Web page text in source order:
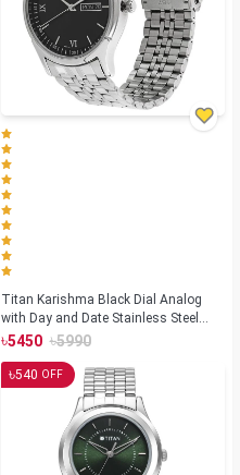
Titan Karishma Black Dial Analog
with Day and Date Stainless Steel
Strap watch for Men(NS1636SM01)
৳5450 ৳5990
৳540 OFF